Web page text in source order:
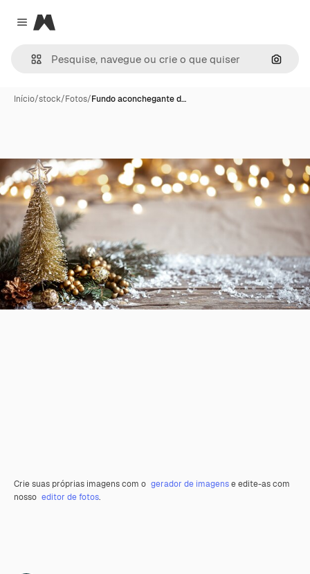
Close menu
Magnific
Início/stock/Fotos/Fundo aconchegante d…
Crie suas próprias imagens com o gerador de imagense edite-as com
nosso editor de fotos.